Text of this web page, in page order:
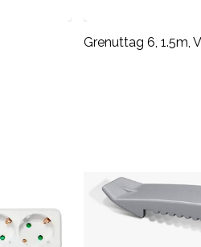
Grenuttag 6, 1.5m,